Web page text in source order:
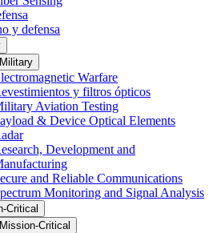
y defensa
Military
Warfare
y filtros ópticos
Aviation Testing
& Device Optical Elements
Development and
and Reliable Communications
Monitoring and Signal Analysis
Critical
Mission-Critical